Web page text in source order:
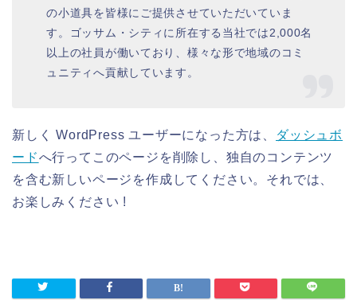
の小道具を皆様にご提供させていただいていま
す。ゴッサム・シティに所在する当社では2,000名
以上の社員が働いており、様々な形で地域のコミ
ュニティへ貢献しています。
新しく WordPress ユーザーになった方は、
ダッシュボ
ードへ行ってこのページを削除し、独自のコンテンツ
を含む新しいページを作成してください。それでは、
お楽しみください !